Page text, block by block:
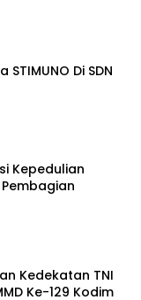
Di SDN
Kepedulian
Kedekatan TNI
Ke-129 Kodim